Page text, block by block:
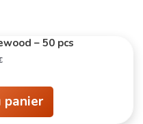
– 50 pcs
panier